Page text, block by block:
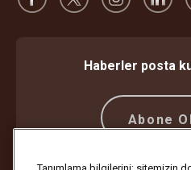
Haberler posta
Abone